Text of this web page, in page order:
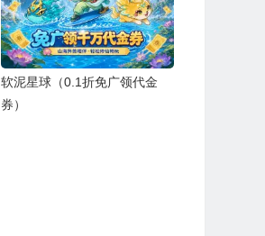
软泥星球（0.1折免广领代金
券）